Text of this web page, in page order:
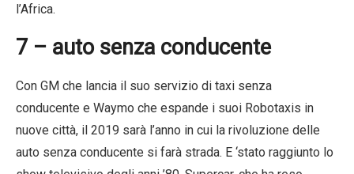
l’Africa.
7 – auto senza conducente
Con GM che lancia il suo servizio di taxi senza
conducente e Waymo che espande i suoi Robotaxis in
nuove città, il 2019 sarà l’anno in cui la rivoluzione delle
auto senza conducente si farà strada. E ‘stato raggiunto lo